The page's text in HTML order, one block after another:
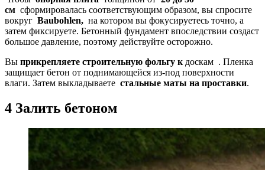
см сформировалась соответствующим образом, вы спросите
вокруг Baubohlen, на котором вы фокусируетесь точно, а
затем фиксируете. Бетонный фундамент впоследствии создаст
большое давление, поэтому действуйте осторожно.
Вы прикрепляете строительную фольгу к доскам . Пленка
защищает бетон от поднимающейся из-под поверхности
влаги. Затем выкладываете стальные маты на проставки.
4 Залить бетоном